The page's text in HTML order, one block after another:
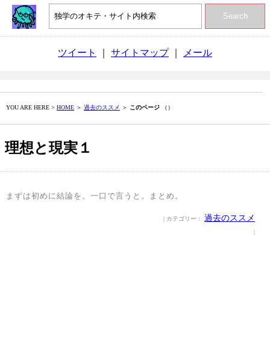
Search
ツイート サイトマップ｜ メール
YOU ARE HERE > HOME ＞ 過去のススメ ＞ このページ （）
理想と現実１
まずは初めに結論を。一口で言うと。まとめ。
| カテゴリー： 過去のススメ
|